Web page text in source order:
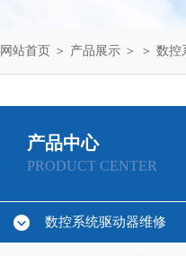
网站首页 ＞ 产品展示 ＞ ＞ 数控
产品中心
PRODUCT CENTER
数控系统驱动器维修